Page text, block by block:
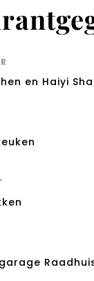
en Haiyi